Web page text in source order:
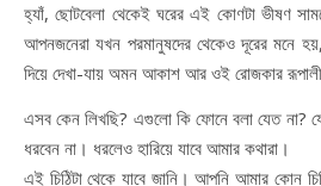
হ্যাঁ, ছোটবেলা থেকেই ঘরের এই কোণটা ভীষণ
আপনজনেরা যখন পরমানুষদের থেকেও দূরের মনে
দিয়ে দেখা-যায় অমন আকাশ আর ওই রোজকার রূপালী
এসব কেন লিখছি? এগুলো কি ফোনে বলা যেত
ধরবেন না। ধরলেও হারিয়ে যাবে আমার কথারা।
এই চিঠিটা থেকে যাবে জানি। আপনি আমার কোন